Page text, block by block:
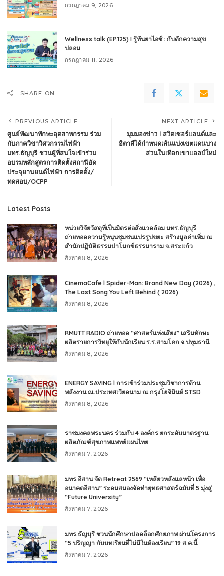
กรกฎาคม 9, 2026
Wellness talk (EP.125) I รู้ทันยาไอซ์ : กับดักความสุข
ปลอม
กรกฎาคม 11, 2026
SHARE ON
PREVIOUS ARTICLE
ศูนย์พัฒนาทักษะอุตสาหกรรม ร่วม
กับภาควิชาวิศวกรรมไฟฟ้า
มทร.ธัญบุรี ชวนผู้ที่สนใจเข้าร่วม
อบรมหลักสูตรการติดตั้งสถานีอัด
ประจุยานยนต์ไฟฟ้า การติดตั้ง/
ทดสอบ/OCPP
NEXT ARTICLE
มุมมองข่าว l สวิตเซอร์แลนด์และ
อิตาลีได้กำหนดเส้นแบ่งเขตแดนบาง
ส่วนในเทือกเขาแอลป์ใหม่
Latest Posts
หน่วยวิจัยวัสดุที่เป็นมิตรต่อสิ่งแวดล้อม มทร.ธัญบุรี
ถ่ายทอดความรู้หนุนชุมชนแปรรูปขยะ สร้างมูลค่าเพิ่ม ณ
สำนักปฏิบัติธรรมป่าโมกข์ธรรมาราม จ.สระแก้ว
สิงหาคม 8, 2026
CinemaCafe l Spider-Man: Brand New Day (2026) ,
The Last Song You Left Behind ( 2026)
สิงหาคม 8, 2026
RMUTT RADIO ถ่ายทอด “ศาสตร์แห่งเสียง” เสริมทักษะ
ผลิตรายการวิทยุให้กับนักเรียน ร.ร.สามโคก จ.ปทุมธานี
สิงหาคม 8, 2026
ENERGY SAVING l การเข้าร่วมประชุมวิชาการด้าน
พลังงาน ณ.ประเทศเวียดนาม ณ.กรุงโฮจิมินห์ STSD
สิงหาคม 8, 2026
ราชมงคลพระนคร ร่วมกับ 4 องค์กร ยกระดับมาตรฐาน
ผลิตภัณฑ์สุขภาพแพทย์แผนไทย
สิงหาคม 7, 2026
มทร.อีสาน จัด Retreat 2569 “เหลียวหลังแลหน้า เพื่อ
อนาคตอีสาน” ระดมสมองจัดทำยุทธศาสตร์ฉบับที่ 5 มุ่งสู่
“Future University”
สิงหาคม 7, 2026
มทร.ธัญบุรี ชวนนักศึกษาปลดล็อกศักยภาพ ผ่านโครงการ
“5 ปริญญา กับบทเรียนที่ไม่มีในห้องเรียน” 19 ส.ค.นี้
สิงหาคม 7, 2026